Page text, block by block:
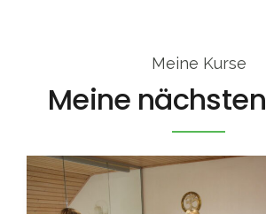
Meine Kurse
Meine